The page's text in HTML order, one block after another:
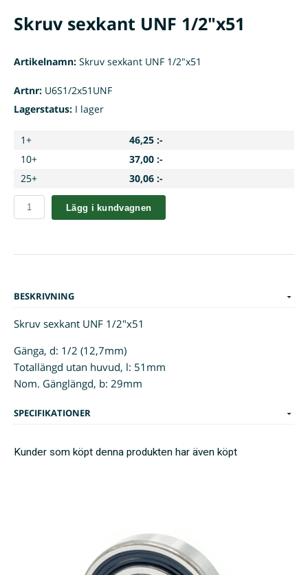
Skruv sexkant UNF 1/2"x51
Artikelnamn: Skruv sexkant UNF 1/2"x51
Artnr: U6S1/2x51UNF
Lagerstatus: I lager
1+
46,25 :-
10+
37,00 :-
25+
30,06 :-
Lägg i kundvagnen
BESKRIVNING
Skruv sexkant UNF 1/2"x51
Gänga, d: 1/2 (12,7mm)
Totallängd utan huvud, l: 51mm
Nom. Gänglängd, b: 29mm
SPECIFIKATIONER
Kunder som köpt denna produkten har även köpt